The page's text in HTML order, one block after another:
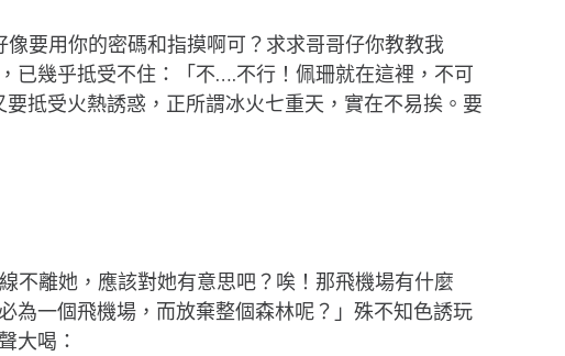
要用你的密碼和指摸啊可？求求哥哥仔你教教我
已幾乎抵受不住：「不….不行！佩珊就在這裡，不可
抵受火熱誘惑，正所謂冰火七重天，實在不易挨。要
不離她，應該對她有意思吧？唉！那飛機場有什麼
為一個飛機場，而放棄整個森林呢？」殊不知色誘玩
大喝：